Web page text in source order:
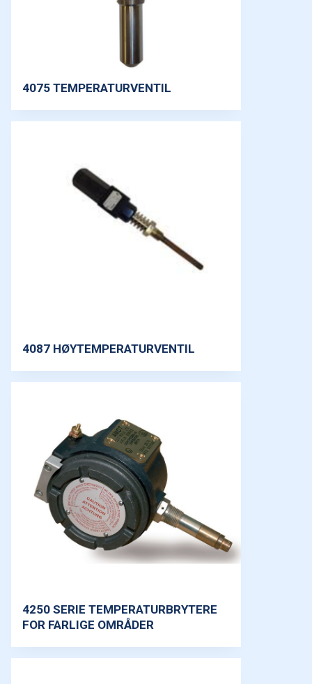
4075 TEMPERATURVENTIL
4087 HØYTEMPERATURVENTIL
4250 SERIE TEMPERATURBRYTERE
FOR FARLIGE OMRÅDER